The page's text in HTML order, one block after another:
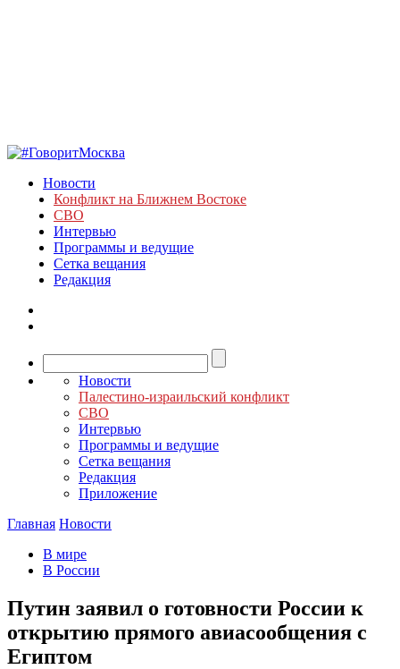
Новости
Конфликт на Ближнем Востоке
СВО
Интервью
Программы и ведущие
Сетка вещания
Редакция
Новости
Палестино-израильский конфликт
СВО
Интервью
Программы и ведущие
Сетка вещания
Редакция
Приложение
Главная Новости
В мире
В России
Путин заявил о готовности России к
открытию прямого авиасообщения с
Египтом